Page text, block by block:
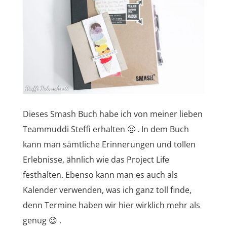
Dieses Smash Buch habe ich von meiner lieben
Teammuddi Steffi erhalten 🙂 . In dem Buch
kann man sämtliche Erinnerungen und tollen
Erlebnisse, ähnlich wie das Project Life
festhalten. Ebenso kann man es auch als
Kalender verwenden, was ich ganz toll finde,
denn Termine haben wir hier wirklich mehr als
genug 😉 .